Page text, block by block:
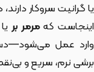
یا گرانیت سروکار
اینجاست کهمرمر بر
وارد عمل
برشی نرم، سریع و